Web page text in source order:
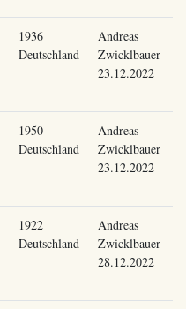
1936
Deutschland
Andreas
Zwicklbauer
23.12.2022
1950
Deutschland
Andreas
Zwicklbauer
23.12.2022
1922
Deutschland
Andreas
Zwicklbauer
28.12.2022